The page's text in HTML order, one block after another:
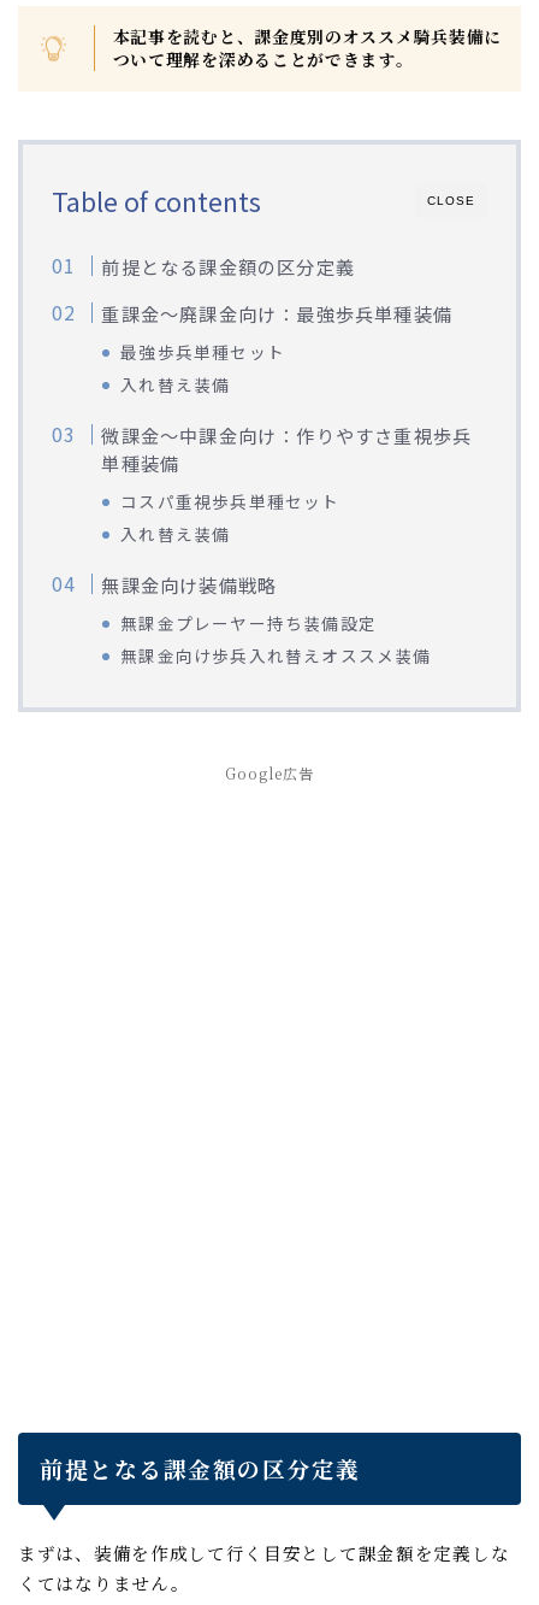
本記事を読むと、課金度別のオススメ騎兵装備に
ついて理解を深めることができます。
CLOSE
Table of contents
前提となる課金額の区分定義
重課金～廃課金向け：最強歩兵単種装備
最強歩兵単種セット
入れ替え装備
微課金～中課金向け：作りやすさ重視歩兵
単種装備
コスパ重視歩兵単種セット
入れ替え装備
無課金向け装備戦略
無課金プレーヤー持ち装備設定
無課金向け歩兵入れ替えオススメ装備
Google広告
前提となる課金額の区分定義
まずは、装備を作成して行く目安として課金額を定義しな
くてはなりません。